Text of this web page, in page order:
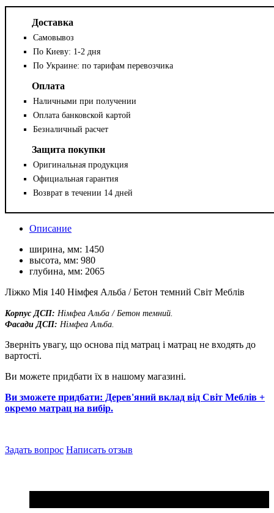
Доставка
Самовывоз
По Киеву: 1-2 дня
По Украине: по тарифам перевозчика
Оплата
Наличными при получении
Оплата банковской картой
Безналичный расчет
Защита покупки
Оригинальная продукция
Официальная гарантия
Возврат в течении 14 дней
Описание
ширина, мм: 1450
высота, мм: 980
глубина, мм: 2065
Ліжко Мія 140 Німфея Альба / Бетон темний Світ Меблів
Корпус ДСП: Німфеа Альба / Бетон темний.
Фасади ДСП: Німфеа Альба.
Зверніть увагу, що основа під матрац і матрац не входять до
вартості.
Ви можете придбати їх в нашому магазині.
Ви зможете придбати: Дерев'яний вклад від Світ Меблів +
окремо матрац на вибір.
Задать вопрос Написать отзыв